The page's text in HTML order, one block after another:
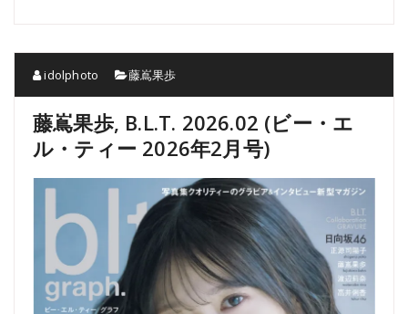
idolphoto 藤嶌果歩
藤嶌果歩, B.L.T. 2026.02 (ビー・エ
ル・ティー 2026年2月号)